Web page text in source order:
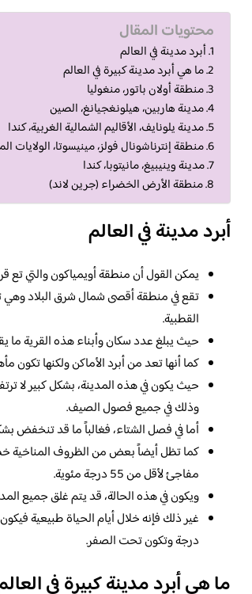
محتويات المقال
أبرد مدينة في العالم
ما هي أبرد مدينة كبيرة في العالم
منطقة أولان باتور، منغوليا
مدينة هاربين، هيلونغجيانغ، الصين
مدينة يلونايف، الأقاليم الشمالية الغربية، كندا
منطقة إنترناشونال فولز، مينيسوتا، الولايات
مدينة وينيبيغ، مانيتوبا، كندا
منطقة الأرض الخضراء (جرين لاند)
أبرد مدينة في العالم
يمكن القول أن منطقة أويمياكون والتي تع
تقع في منطقة أقصى شمال شرق البلاد
القطبية.
حيث يبلغ عدد سكان وأبناء هذه القرية ما يقارب
كما أنها تعد من أبرد الأماكن ولكنها
وذلك في جميع فصول الصيف.
أما في فصل الشتاء، فغالباً ما قد تنخفض بشكل كبير
كما تظل أيضاً بعض من الظروف المناخية
مفاجئ لأقل من 55 درجة مئوية.
ويكون في هذه الحالة، قد يتم غلق جميع
درجة وتكون تحت الصفر.
ما هي أبرد مدينة كبيرة في